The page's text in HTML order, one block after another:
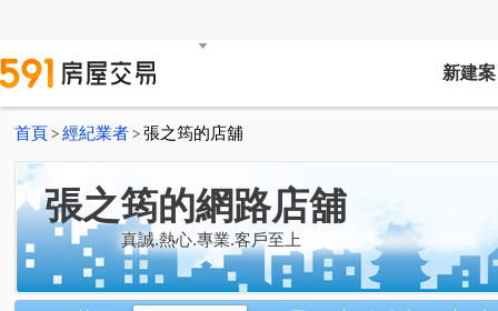
新建案
首頁 > 經紀業者 > 張之筠的店舖
張之筠的網路店舖
真誠.熱心.專業.客戶至上